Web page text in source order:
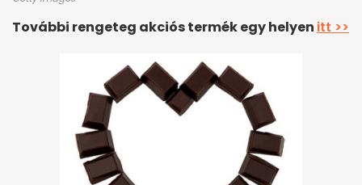
További rengeteg akciós termék egy helyen itt >>